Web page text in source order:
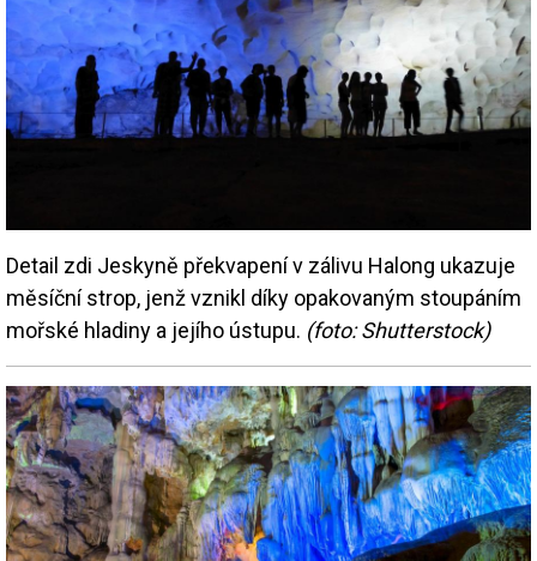
Detail zdi Jeskyně překvapení v zálivu Halong ukazuje
měsíční strop, jenž vznikl díky opakovaným stoupáním
mořské hladiny a jejího ústupu. (foto: Shutterstock)